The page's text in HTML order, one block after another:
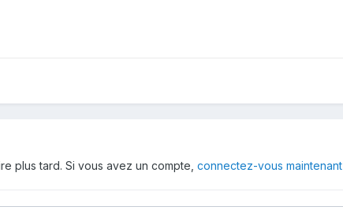
plus tard. Si vous avez un compte, connectez-vous maintenant